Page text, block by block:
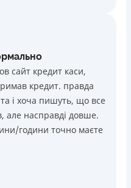
сайт кредит каси,
кредит. правда
і хоча пишуть, що все
але насправді довше.
години точно маєте